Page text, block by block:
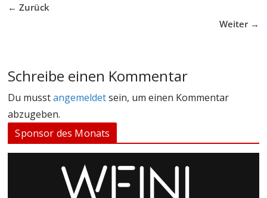
← Zurück
Weiter →
Schreibe einen Kommentar
Du musstangemeldetsein, um einen Kommentar
abzugeben.
Sponsor des Monats